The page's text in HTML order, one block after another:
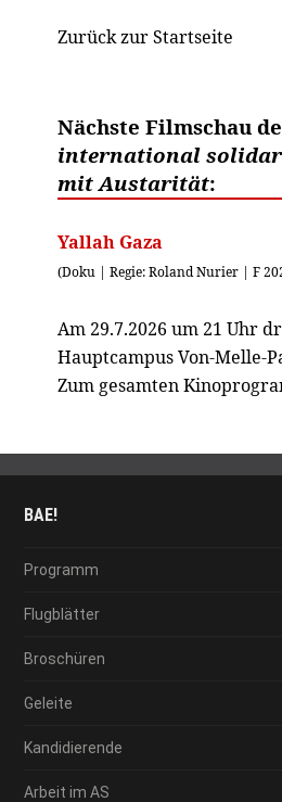
Zurück zur Startseite
Nächste Filmschau
international
mit Austarität:
Yallah Gaza
(Doku | Regie: Roland Nurier | F
Am 29.7.2026 um 21 Uhr
Hauptcampus Von-Melle-
Zum gesamten
BAE!
Programm
Flugblätter
Broschüren
Geleite
Kandidierende
Arbeit im AS